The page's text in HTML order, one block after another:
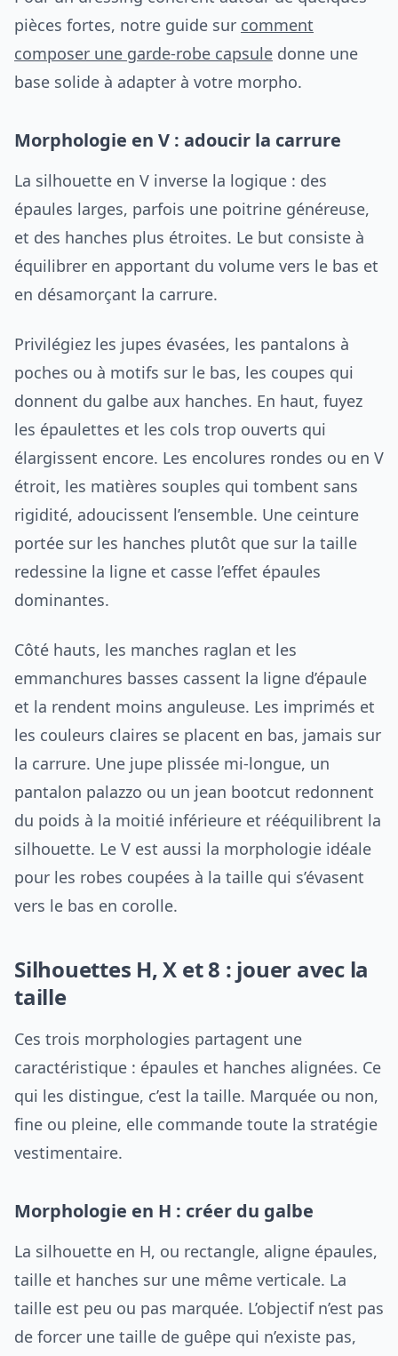
pièces fortes, notre guide sur comment
composer une garde-robe capsule donne une
base solide à adapter à votre morpho.
Morphologie en V : adoucir la carrure
La silhouette en V inverse la logique : des
épaules larges, parfois une poitrine généreuse,
et des hanches plus étroites. Le but consiste à
équilibrer en apportant du volume vers le bas et
en désamorçant la carrure.
Privilégiez les jupes évasées, les pantalons à
poches ou à motifs sur le bas, les coupes qui
donnent du galbe aux hanches. En haut, fuyez
les épaulettes et les cols trop ouverts qui
élargissent encore. Les encolures rondes ou en V
étroit, les matières souples qui tombent sans
rigidité, adoucissent l’ensemble. Une ceinture
portée sur les hanches plutôt que sur la taille
redessine la ligne et casse l’effet épaules
dominantes.
Côté hauts, les manches raglan et les
emmanchures basses cassent la ligne d’épaule
et la rendent moins anguleuse. Les imprimés et
les couleurs claires se placent en bas, jamais sur
la carrure. Une jupe plissée mi-longue, un
pantalon palazzo ou un jean bootcut redonnent
du poids à la moitié inférieure et rééquilibrent la
silhouette. Le V est aussi la morphologie idéale
pour les robes coupées à la taille qui s’évasent
vers le bas en corolle.
Silhouettes H, X et 8 : jouer avec la
taille
Ces trois morphologies partagent une
caractéristique : épaules et hanches alignées. Ce
qui les distingue, c’est la taille. Marquée ou non,
fine ou pleine, elle commande toute la stratégie
vestimentaire.
Morphologie en H : créer du galbe
La silhouette en H, ou rectangle, aligne épaules,
taille et hanches sur une même verticale. La
taille est peu ou pas marquée. L’objectif n’est pas
de forcer une taille de guêpe qui n’existe pas,